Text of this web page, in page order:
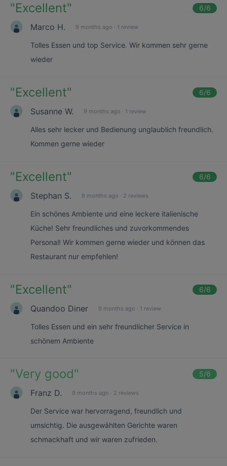
"Excellent" 6/6
Marco H. 9 months ago · 1 review
Tolles Essen und top Service. Wir kommen sehr gerne
wieder
"Excellent" 6/6
Susanne W. 9 months ago · 1 review
Alles sehr lecker und Bedienung unglaublich freundlich.
Kommen gerne wieder
"Excellent" 6/6
Stephan S. 9 months ago · 2 reviews
Ein schönes Ambiente und eine leckere italienische
Küche! Sehr freundliches und zuvorkommendes
Personal! Wir kommen gerne wieder und können das
Restaurant nur empfehlen!
"Excellent" 6/6
Quandoo Diner 9 months ago · 1 review
Tolles Essen und ein sehr freundlicher Service in
schönem Ambiente
"Very good" 5/6
Franz D. 9 months ago · 2 reviews
Der Service war hervorragend, freundlich und
umsichtig. Die ausgewählten Gerichte waren
schmackhaft und wir waren zufrieden.